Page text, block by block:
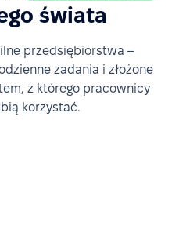
świata
przedsiębiorstwa –
zadania i złożone
z którego pracownicy
korzystać.